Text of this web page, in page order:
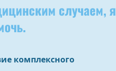
случаем, я
комплексного